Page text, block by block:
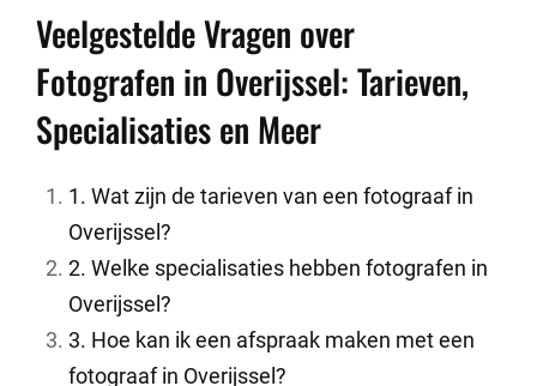
Veelgestelde Vragen over
Fotografen in Overijssel: Tarieven,
Specialisaties en Meer
1. Wat zijn de tarieven van een fotograaf in
Overijssel?
2. Welke specialisaties hebben fotografen in
Overijssel?
3. Hoe kan ik een afspraak maken met een
fotograaf in Overijssel?